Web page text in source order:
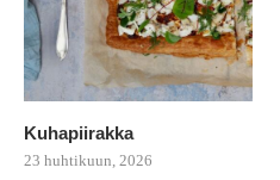
Kuhapiirakka
23 huhtikuun, 2026